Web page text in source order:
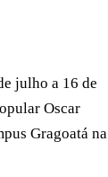
julho a 16 de
Oscar
Gragoatá na